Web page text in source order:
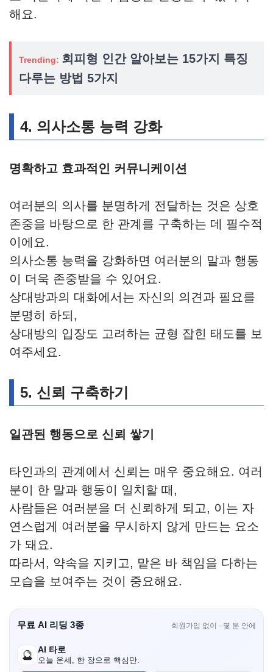
해요.
Trending: 회피형 인간 알아보는 15가지 특징
다루는 방법 5가지
4. 의사소통 능력 강화
명확하고 효과적인 커뮤니케이션
여러분의 의사를 분명하게 전달하는 것은 상호
존중을 바탕으로 한 관계를 구축하는 데 필수적
이에요.
의사소통 능력을 강화하면 여러분의 말과 행동
이 더욱 존중받을 수 있어요.
상대방과의 대화에서는 자신의 의견과 필요를
분명히 하되,
상대방의 입장도 고려하는 균형 잡힌 태도를 보
여주세요.
5. 신뢰 구축하기
일관된 행동으로 신뢰 쌓기
타인과의 관계에서 신뢰는 매우 중요해요. 여러
분이 한 말과 행동이 일치할 때,
사람들은 여러분을 더 신뢰하게 되고, 이는 자
연스럽게 여러분을 무시하지 않게 만드는 요소
가 돼요.
따라서, 약속을 지키고, 맡은 바 책임을 다하는
모습을 보여주는 것이 중요해요.
무료 AI 리딩 3종 회원가입 없이 · 몇 분 안에
🔮 AI 타로
오늘 운세, 한 장으로 핵심만.